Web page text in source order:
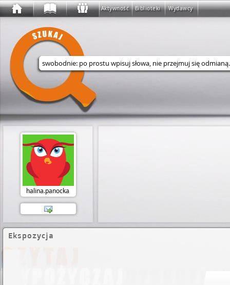
Aktywność Biblioteki Wydawcy
Wyszukaj w serwisie
halina.panocka
Ekspozycja